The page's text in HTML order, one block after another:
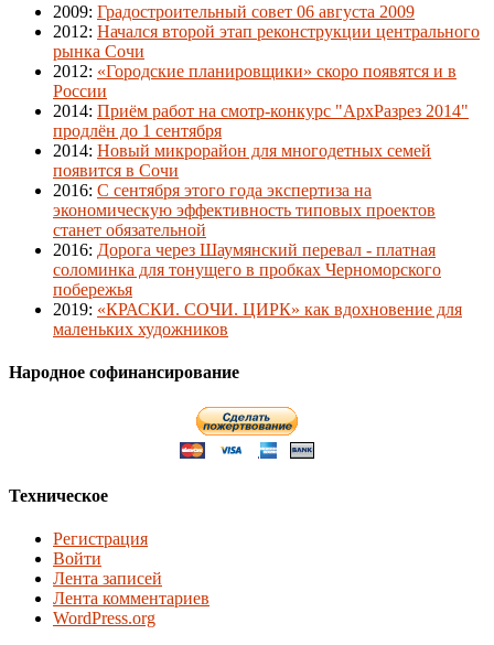
2009: Градостроительный совет 06 августа 2009
2012: Начался второй этап реконструкции центрального
рынка Сочи
2012: «Городские планировщики» скоро появятся и в
России
2014: Приём работ на смотр-конкурс "АрхРазрез 2014"
продлён до 1 сентября
2014: Новый микрорайон для многодетных семей
появится в Сочи
2016: С сентября этого года экспертиза на
экономическую эффективность типовых проектов
станет обязательной
2016: Дорога через Шаумянский перевал - платная
соломинка для тонущего в пробках Черноморского
побережья
2019: «КРАСКИ. СОЧИ. ЦИРК» как вдохновение для
маленьких художников
Народное софинансирование
Техническое
Регистрация
Войти
Лента записей
Лента комментариев
WordPress.org